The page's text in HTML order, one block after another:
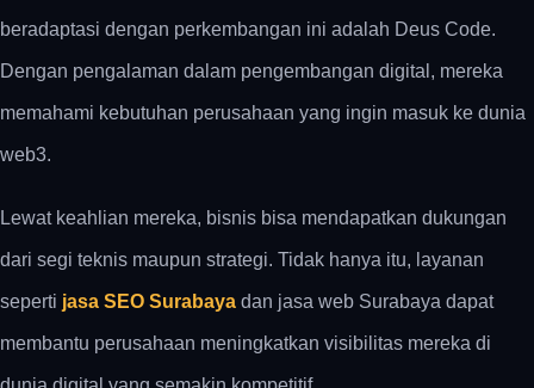
beradaptasi dengan perkembangan ini adalah Deus Code.
Dengan pengalaman dalam pengembangan digital, mereka
memahami kebutuhan perusahaan yang ingin masuk ke dunia
web3.
Lewat keahlian mereka, bisnis bisa mendapatkan dukungan
dari segi teknis maupun strategi. Tidak hanya itu, layanan
seperti jasa SEO Surabaya dan jasa web Surabaya dapat
membantu perusahaan meningkatkan visibilitas mereka di